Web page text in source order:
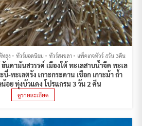
ทลุง ทัวร์ยอดนิยม ทัวร์สงขลา แพ็คเกจทัวร์ 4วัน 3คืน
อันดามันสวรรค์ เมืองใต้ ทะเลสาบน้ำจืด ทะเล
บี่-ทะเลตรัง เกาะกระดาน เชือก เกาะม้า ถ้ำ
อย ทุ่งบัวแดง โปรแกรม 3 วัน 2 คืน
ดูรายละเอียด